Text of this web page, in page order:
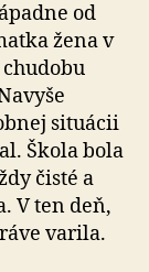
od
žena v
situácii
Škola bola
čisté a
V ten deň,
varila.